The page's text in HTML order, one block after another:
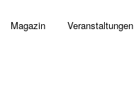
Magazin Veranstaltungen